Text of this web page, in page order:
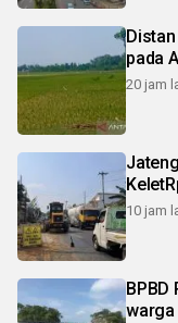
pada
20 jam
10 jam
warga